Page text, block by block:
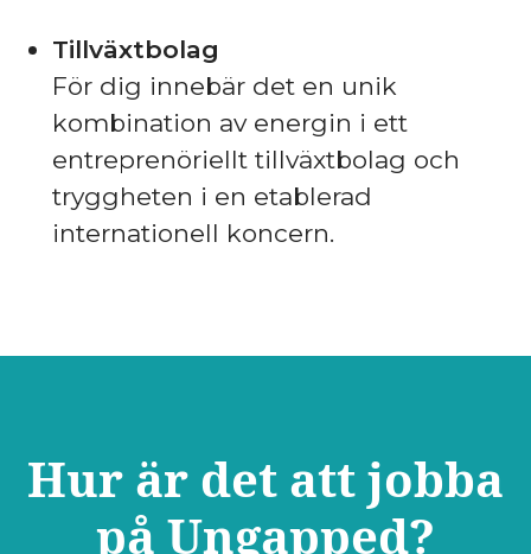
Tillväxtbolag
För dig innebär det en unik
kombination av energin i ett
entreprenöriellt tillväxtbolag och
tryggheten i en etablerad
internationell koncern.
Hur är det att jobba
på Ungapped?